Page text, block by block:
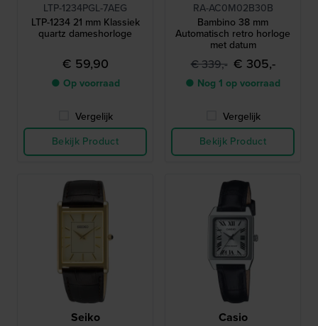
LTP-1234PGL-7AEG
LTP-1234 21 mm Klassiek
quartz dameshorloge
€ 59,90
● Op voorraad
Vergelijk
Bekijk Product
RA-AC0M02B30B
Bambino 38 mm
Automatisch retro horloge
met datum
€ 339,- € 305,-
● Nog 1 op voorraad
Vergelijk
Bekijk Product
Seiko Casio